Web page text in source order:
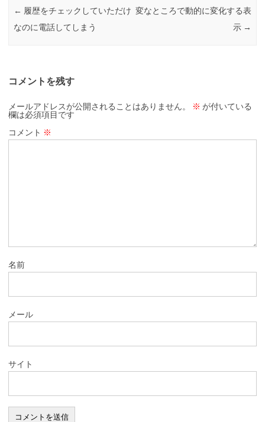
← 履歴をチェックしていただけ
なのに電話してしまう
変なところで動的に変化する表
示 →
コメントを残す
メールアドレスが公開されることはありません。 ※ が付いている
欄は必須項目です
コメント ※
名前
メール
サイト